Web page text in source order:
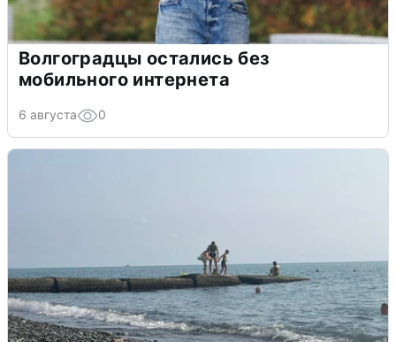
Волгоградцы остались без
мобильного интернета
6 августа 0